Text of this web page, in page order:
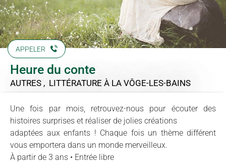
APPELER
Heure du conte
AUTRES , LITTÉRATURE À LA VÔGE-LES-BAINS
Une fois par mois, retrouvez-nous pour écouter des
histoires surprises et réaliser de jolies créations
adaptées aux enfants ! Chaque fois un thème différent
vous emportera dans un monde merveilleux.
À partir de 3 ans • Entrée libre